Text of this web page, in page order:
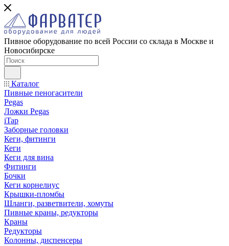
Пивное оборудование по всей России со склада в Москве и
Новосибирске
Каталог
Пивные пеногасители
Pegas
Ложки Pegas
iTap
Заборные головки
Кеги, фитинги
Кеги
Кеги для вина
Фитинги
Бочки
Кеги корнелиус
Крышки-пломбы
Шланги, разветвители, хомуты
Пивные краны, редукторы
Краны
Редукторы
Колонны, диспенсеры